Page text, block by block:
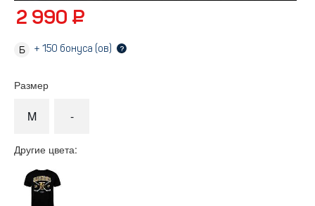
2 990 ₽
+ 150 бонуса (ов) ?
Размер
M -
Другие цвета: